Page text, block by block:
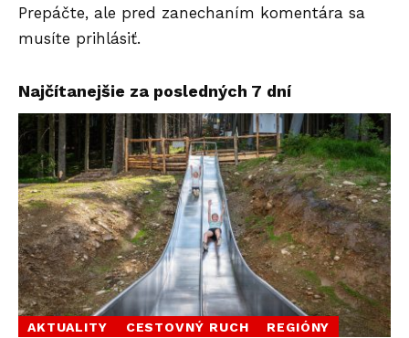
Prepáčte, ale pred zanechaním komentára sa
musíte prihlásiť.
Najčítanejšie za posledných 7 dní
AKTUALITY CESTOVNÝ RUCH REGIÓNY